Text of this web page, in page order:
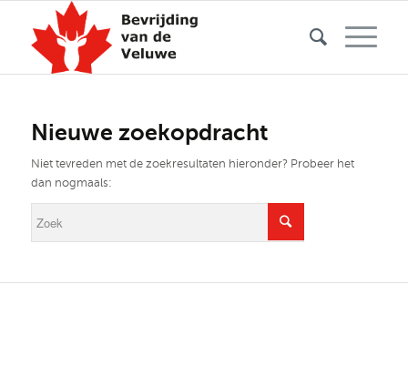
Nieuwe zoekopdracht
Niet tevreden met de zoekresultaten hieronder? Probeer het
dan nogmaals: